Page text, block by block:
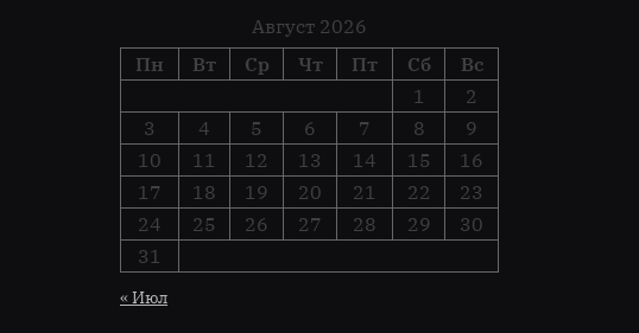
Август 2026
Пн
Вт Ср Чт Пт Сб
Вс
1
2
3
4 5 6 7 8
9
10
11 12 13 14 15
16
17
18 19 20 21 22
23
24
25 26 27 28 29
30
31
« Июл